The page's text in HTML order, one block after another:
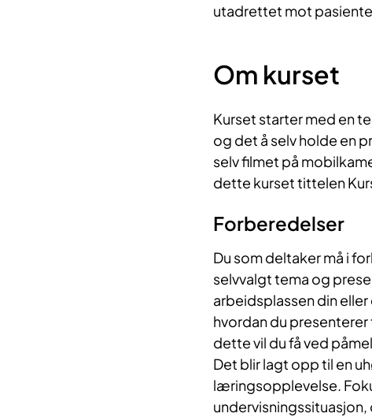
utadrettet mot
Om kurset
Kurset starter med en
og det å selv holde en
selv filmet på
dette kurset tittelen
Forberedelser
Du som deltaker må i
selvvalgt tema og
arbeidsplassen din
hvordan du
dette vil du få ved
Det blir lagt opp til en
læringsopplevelse.